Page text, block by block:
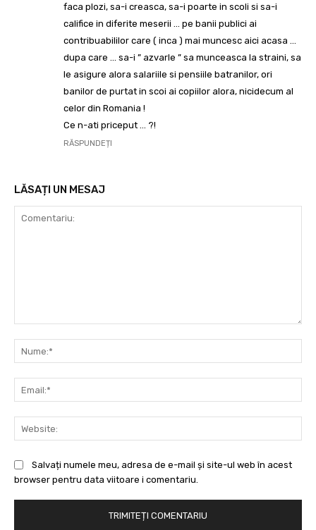
faca plozi, sa-i creasca, sa-i poarte in scoli si sa-i
califice in diferite meserii … pe banii publici ai
contribuabililor care ( inca ) mai muncesc aici acasa …
dupa care … sa-i ” azvarle ” sa munceasca la straini, sa
le asigure alora salariile si pensiile batranilor, ori
banilor de purtat in scoi ai copiilor alora, nicidecum al
celor din Romania !
Ce n-ati priceput … ?!
RĂSPUNDEȚI
LĂSAȚI UN MESAJ
Salvați numele meu, adresa de e-mail și site-ul web în acest
browser pentru data viitoare i comentariu.